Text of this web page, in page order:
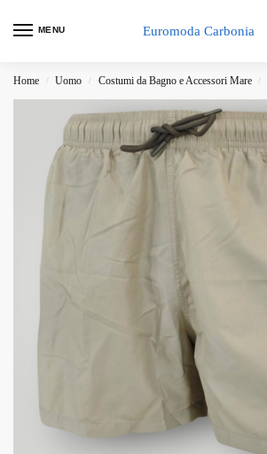
MENU Euromoda Carbonia
Home / Uomo / Costumi da Bagno e Accessori Mare /